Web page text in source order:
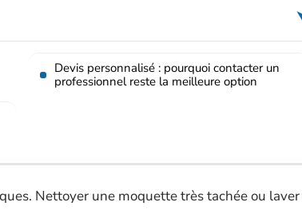
Devis personnalisé : pourquoi contacter un
professionnel reste la meilleure option
Nettoyer une moquette très tachée ou